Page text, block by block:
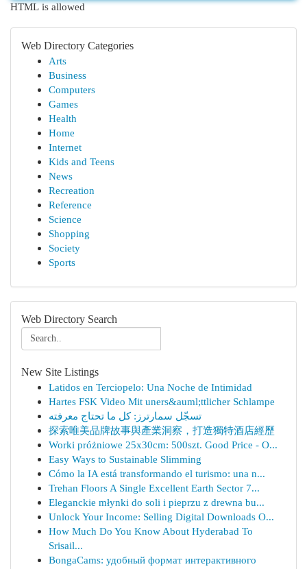
HTML is allowed
Web Directory Categories
Arts
Business
Computers
Games
Health
Home
Internet
Kids and Teens
News
Recreation
Reference
Science
Shopping
Society
Sports
Web Directory Search
New Site Listings
Latidos en Terciopelo: Una Noche de Intimidad
Hartes FSK Video Mit uners&auml;ttlicher Schlampe
تسجّل سمارترز: كل ما تحتاج معرفته
探索唯美品牌故事與產業洞察，打造獨特酒店經歷
Worki próżniowe 25x30cm: 500szt. Good Price - O...
Easy Ways to Sustainable Slimming
Cómo la IA está transformando el turismo: una n...
Trehan Floors A Single Excellent Earth Sector 7...
Eleganckie młynki do soli i pieprzu z drewna bu...
Unlock Your Income: Selling Digital Downloads O...
How Much Do You Know About Hyderabad To
Srisail...
BongaCams: удобный формат интерактивного